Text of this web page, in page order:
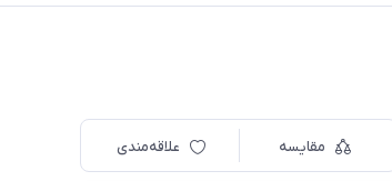
مقایسه علاقه‌مندی